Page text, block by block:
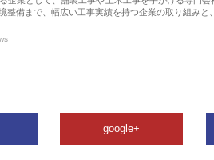
整備まで、幅広い工事実績を持つ企業の取り組みと
google+